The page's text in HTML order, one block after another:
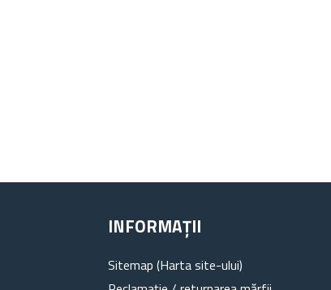
INFORMAȚII
Sitemap (Harta site-ului)